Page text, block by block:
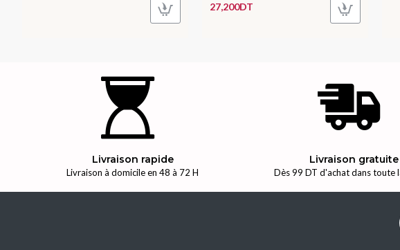
27,200DT
Livraison rapide
Livraison à domicile en 48 à 72 H
Livraison gratuite
Dès 99 DT d'achat dans toute